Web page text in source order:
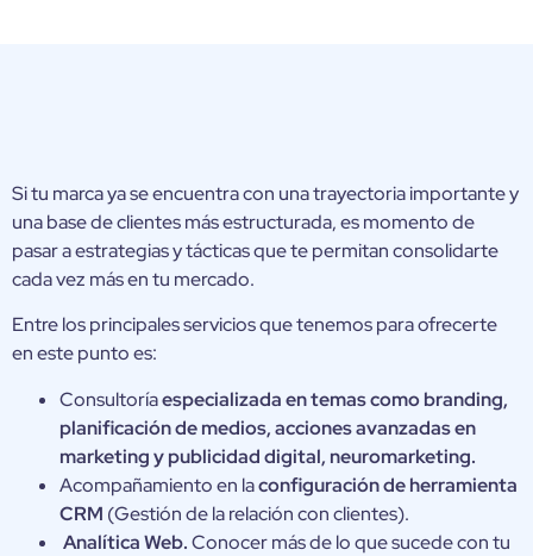
Si tu marca ya se encuentra con una trayectoria importante y
una base de clientes más estructurada, es momento de
pasar a estrategias y tácticas que te permitan consolidarte
cada vez más en tu mercado.
Entre los principales servicios que tenemos para ofrecerte
en este punto es:
Consultoríaespecializada en temas como branding,
planificación de medios, acciones avanzadas en
marketing y publicidad digital, neuromarketing.
Acompañamiento en laconfiguración de herramienta
CRM (Gestión de la relación con clientes).
Analítica Web.Conocer más de lo que sucede con tu